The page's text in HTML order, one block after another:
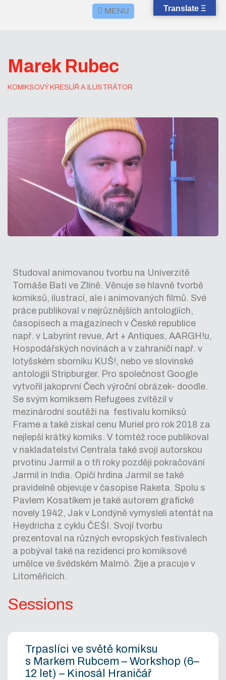
MENU
Marek Rubec
KOMIKSOVÝ KRESLÍŘ A ILUSTRÁTOR
Studoval animovanou tvorbu na Univerzitě
Tomáše Bati ve Zlíně. Věnuje se hlavně tvorbě
komiksů, ilustrací, ale i animovaných filmů. Své
práce publikoval v nejrůznějších antologiích,
časopisech a magazínech v České republice
např. v Labyrint revue, Art + Antiques, AARGH!u,
Hospodářských novinách a v zahraničí např. v
lotyšském sborníku KUŠ!, nebo ve slovinské
antologii Stripburger. Pro společnost Google
vytvořil jakoprvní Čech výroční obrázek- doodle.
Se svým komiksem Refugees zvítězil v
mezinárodní soutěži na festivalu komiksů
Frame a také získal cenu Muriel pro rok 2018 za
nejlepší krátký komiks. V tomtéž roce publikoval
v nakladatelství Centrala také svojí autorskou
prvotinu Jarmil a o tři roky později pokračování
Jarmil in India. Opičí hrdina Jarmil se také
pravidelně objevuje v časopise Raketa. Spolu s
Pavlem Kosatíkem je také autorem grafické
novely 1942, Jak v Londýně vymysleli atentát na
Heydricha z cyklu ČEŠI. Svojí tvorbu
prezentoval na různých evropských festivalech
a pobýval také na rezidenci pro komiksové
umělce ve švédském Malmö. Žije a pracuje v
Litoměřicích.
Sessions
Trpaslíci ve světě komiksu
s Markem Rubcem – Workshop (6–
12 let) – Kinosál Hraničář
Translate Ξ